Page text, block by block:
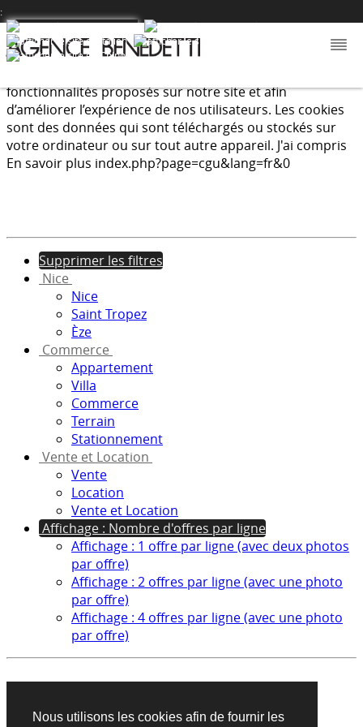
Nous utilisons les cookies afin de fournir les
fonctionnalités proposés sur notre site et afin
d’améliorer l’expérience de nos utilisateurs. Les cookies
sont des données qui sont téléchargés ou stockés sur
votre ordinateur ou sur tout autre appareil. J'ai compris
En savoir plus index.php?page=cgu&lang=fr&0
:
Supprimer les filtres
Nice
Nice
Saint Tropez
Èze
Commerce
Appartement
Villa
Commerce
Terrain
Stationnement
Vente et Location
Vente
Location
Vente et Location
Affichage : Nombre d'offres par ligne
Affichage : 1 offre par ligne (avec deux photos
par offre)
Affichage : 2 offres par ligne (avec une photo
par offre)
Affichage : 4 offres par ligne (avec une photo
par offre)